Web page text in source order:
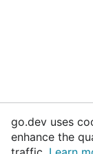
go.dev uses
enhance the